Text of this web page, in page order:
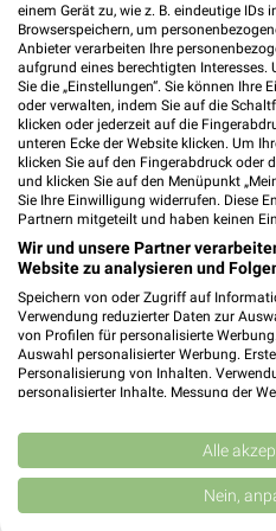
0,4 km
Angebote ab 03.08.
Noch heute gültig
EDEKA
einem Gerät zu, wie z. B. eindeutige IDs
Browserspeichern, um
Anbieter verarbeiten Ihre
aufgrund eines berechtigten Interesses.
Sie die „Einstellungen“. Sie können Ihre
oder verwalten, indem Sie auf die
klicken oder jederzeit auf die
unteren Ecke der Website klicken. Um
klicken Sie auf den Fingerabdruck oder
und klicken Sie auf den Menüpunkt
Sie Ihre Einwilligung widerrufen. Diese
Partnern mitgeteilt und haben keinen
Wir und unsere Partner
Website zu analysieren und
Speichern von oder Zugriff auf
Verwendung reduzierter Daten zur
von Profilen für personalisierte
Auswahl personalisierter Werbung.
Personalisierung von Inhalten.
personalisierter Inhalte. Messung der
Kombinationen von Daten aus
Verbesserung der Angebote.
von Inhalten.
Daten können außerhalb der
USA gesendet werden.
Alle
Nein,